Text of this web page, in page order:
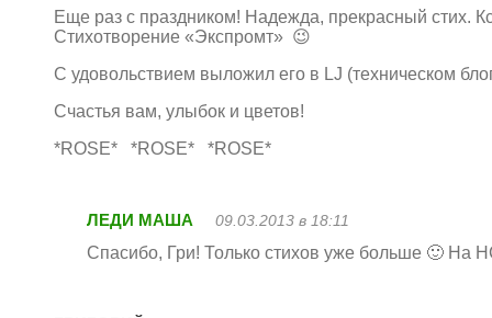
Еще раз с праздником! Надежда, прекрасный стих.
Стихотворение «Экспромт» 😉
С удовольствием выложил его в LJ (техническом
Счастья вам, улыбок и цветов!
*ROSE* *ROSE* *ROSE*
ЛЕДИ МАША 09.03.2013 в 18:11
Спасибо, Гри! Только стихов уже больше 🙂 На